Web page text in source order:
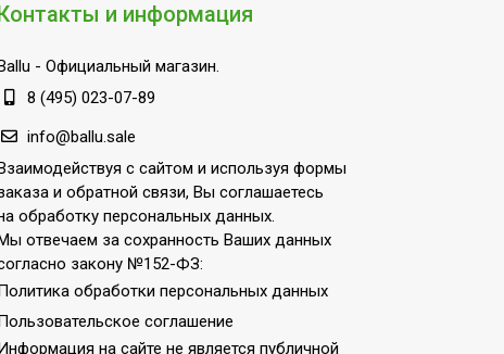
и информация
- Официальный магазин.
8 (495) 023-07-89
info@ballu.sale
с сайтом и используя формы
и обратной связи, Вы соглашаетесь
обработку персональных данных.
отвечаем за сохранность Ваших данных
закону №152-ФЗ:
обработки персональных данных
соглашение
на сайте не является публичной